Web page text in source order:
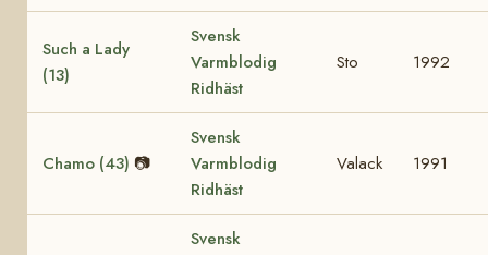
Such a Lady
(13)
Svensk
Varmblodig
Ridhäst
Sto 1992
Chamo (43) 📷
Svensk
Varmblodig
Ridhäst
Valack 1991
Svensk